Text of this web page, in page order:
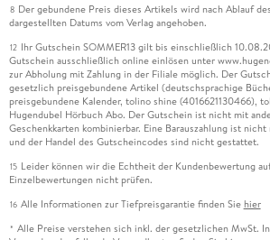
8 Der gebundene Preis dieses Artikels wird nach Ablauf
dargestellten Datums vom Verlag angehoben.
12 Ihr Gutschein SOMMER13 gilt bis einschließlich
Gutschein ausschließlich online einlösen unter
zur Abholung mit Zahlung in der Filiale möglich. Der
gesetzlich preisgebundene Artikel (deutschsprachige
preisgebundene Kalender, tolino shine (4016621130466),
Hugendubel Hörbuch Abo. Der Gutschein ist nicht mit
Geschenkkarten kombinierbar. Eine Barauszahlung ist
und der Handel des Gutscheincodes sind nicht gestattet.
15 Leider können wir die Echtheit der Kundenbewertung
Einzelbewertungen nicht prüfen.
16 Alle Informationen zur Tiefpreisgarantie finden Sie hier
* Alle Preise verstehen sich inkl. der gesetzlichen MwSt.